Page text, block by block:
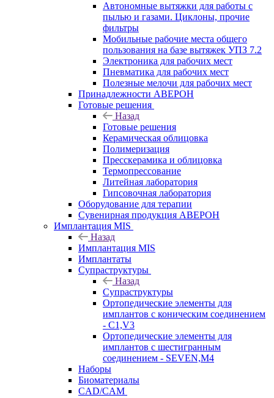
Автономные вытяжки для работы с
пылью и газами. Циклоны, прочие
фильтры
Мобильные рабочие места общего
пользования на базе вытяжек УПЗ 7.2
Электроника для рабочих мест
Пневматика для рабочих мест
Полезные мелочи для рабочих мест
Принадлежности АВЕРОН
Готовые решения
Назад
Готовые решения
Керамическая облицовка
Полимеризация
Пресскерамика и облицовка
Термопрессование
Литейная лаборатория
Гипсовочная лаборатория
Оборудование для терапии
Сувенирная продукция АВЕРОН
Имплантация MIS
Назад
Имплантация MIS
Имплантаты
Супраструктуры
Назад
Супраструктуры
Ортопедические элементы для
имплантов с коническим соединением
- C1,V3
Ортопедические элементы для
имплантов с шестигранным
соединением - SEVEN,M4
Наборы
Биоматериалы
CAD/CAM